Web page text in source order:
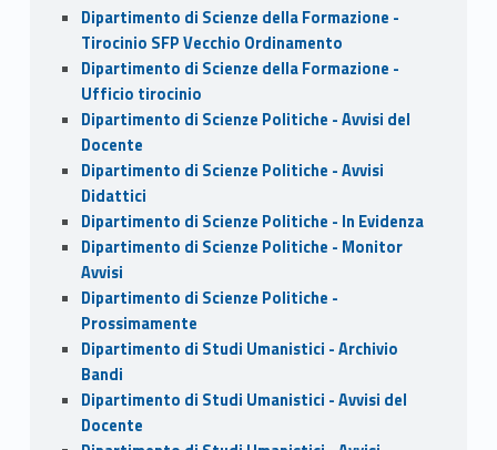
Dipartimento di Scienze della Formazione -
Tirocinio SFP Vecchio Ordinamento
Dipartimento di Scienze della Formazione -
Ufficio tirocinio
Dipartimento di Scienze Politiche - Avvisi del
Docente
Dipartimento di Scienze Politiche - Avvisi
Didattici
Dipartimento di Scienze Politiche - In Evidenza
Dipartimento di Scienze Politiche - Monitor
Avvisi
Dipartimento di Scienze Politiche -
Prossimamente
Dipartimento di Studi Umanistici - Archivio
Bandi
Dipartimento di Studi Umanistici - Avvisi del
Docente